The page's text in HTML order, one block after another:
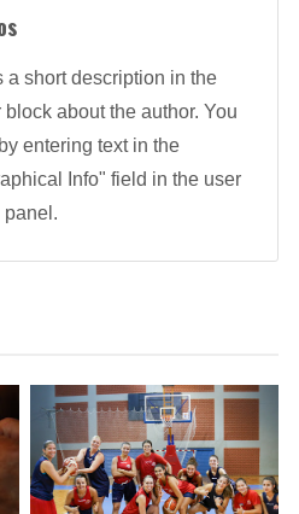
a short description in the
block about the author. You
entering text in the
Info" field in the user
panel.